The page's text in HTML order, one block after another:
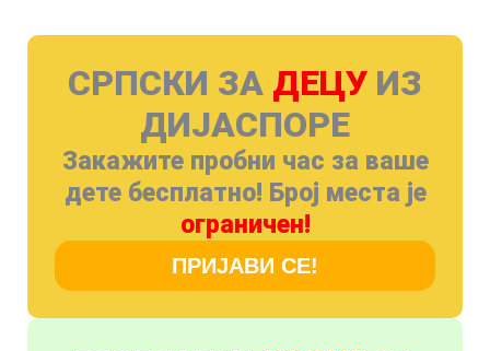
СРПСКИ ЗА ДЕЦУ ИЗ
ДИЈАСПОРЕ
Закажите пробни час за ваше
дете бесплатно! Број места је
ограничен!
ПРИЈАВИ СЕ!